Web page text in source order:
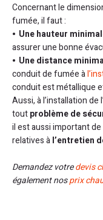
Concernant le
fumée, il faut :
Une hauteur
assurer une bonne
Une distance
conduit de fumée à
conduit est métallique
Aussi, à l’installation de
toutproblème de
il est aussi important
relatives àl’entretien
Demandez votredevis
également nosprix